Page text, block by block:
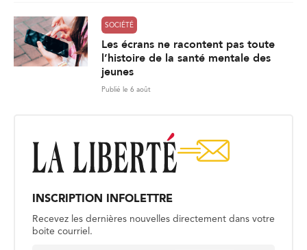
SOCIÉTÉ
Les écrans ne racontent pas toute
l’histoire de la santé mentale des
jeunes
Publié le 6 août
INSCRIPTION INFOLETTRE
Recevez les dernières nouvelles directement dans votre
boite courriel.